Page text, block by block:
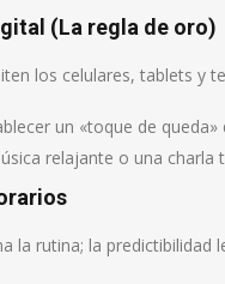
(La regla de oro)
los celulares, tablets y
un «toque de
relajante o una charla
la rutina; la predictibilidad